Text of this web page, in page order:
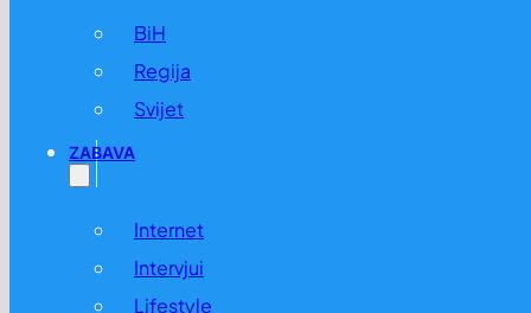
BiH
Regija
Svijet
ZABAVA
Internet
Intervjui
Lifestyle